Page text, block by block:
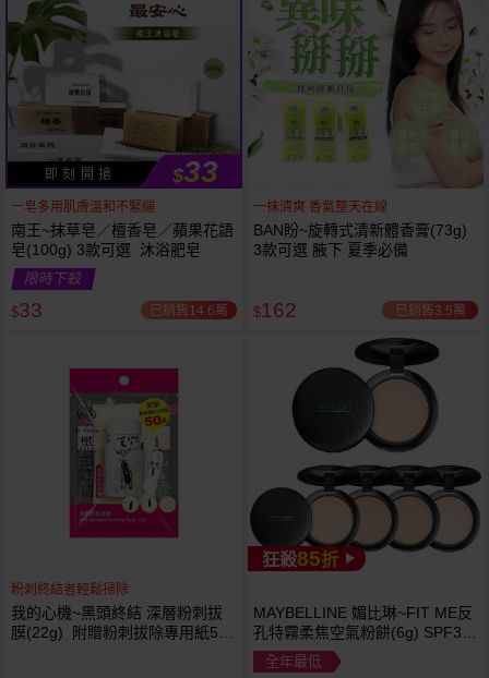
立刻送
即 刻 開 搶 $33
一皂多用肌膚溫和不緊繃
南王~抹草皂／檀香皂／蘋果花語
皂(100g) 3款可選 沐浴肥皂
限時下殺
$33 已銷售14.6萬
一抹清爽 香氣整天在線
BAN盼~旋轉式清新體香膏(73g)
3款可選 腋下 夏季必備
$162 已銷售3.5萬
粉刺終結者輕鬆掃除
我的心機~黑頭終結 深層粉刺拔
膜(22g) 附贈粉刺拔除專用紙50
狂殺85折
MAYBELLINE 媚比琳~FIT ME反
孔特霧柔焦空氣粉餅(6g) SPF32
PA+++ 款式可選 空氣小圓餅
全年最低